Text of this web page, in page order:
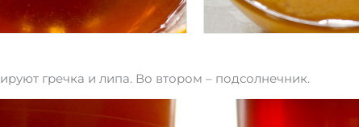
гречка и липа. Во втором – подсолнечник.